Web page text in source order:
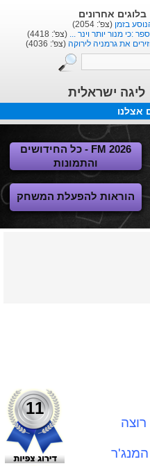
בלוגים אחרונים
בזמן(צפ': 2054)
:כי מנור יותר וינר ...(צפ': 4418)
את גרמניה לירוקה (צפ': 4036)
ליגה ישראלית
אצלנו
FM 2026 - כל החידושים
והתמונות
הוראות להפעלת המשחק
רוצה
המנג'ר
11